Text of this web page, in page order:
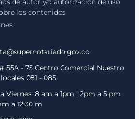
de autor y/o autorización de uso
los contenidos
55A - 75 Centro Comercial Nuestro
081 - 085
Viernes: 8 am a 1pm | 2pm a 5 pm
a 12:30 m